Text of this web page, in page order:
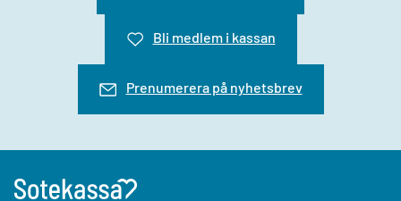
Bli medlem i kassan
Prenumerera på nyhetsbrev